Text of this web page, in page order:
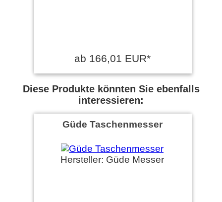
ab 166,01 EUR*
Diese Produkte könnten Sie ebenfalls
interessieren:
Güde Taschenmesser
Hersteller: Güde Messer